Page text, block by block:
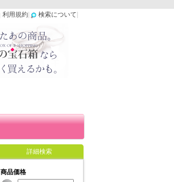
利用規約 検索について
詳細検索
商品価格